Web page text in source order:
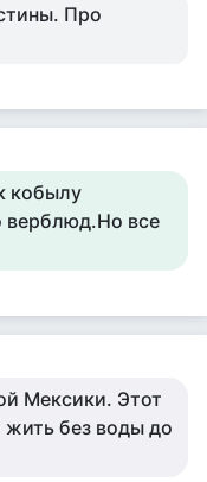
Про
кобылу
верблюд.Но все
Мексики. Этот
без воды до